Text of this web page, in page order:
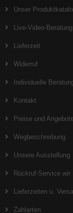
Unser
Live-Video-Beratung
Lieferzeit
Widerruf
Individuelle
Kontakt
Preise und
Wegbeschreibung
Unsere Ausstellung
Rückruf-Service
Lieferzeiten u.
Zahlarten